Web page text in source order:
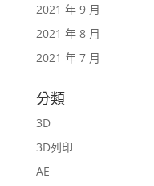
2021 年 9 月
2021 年 8 月
2021 年 7 月
分類
3D
3D列印
AE